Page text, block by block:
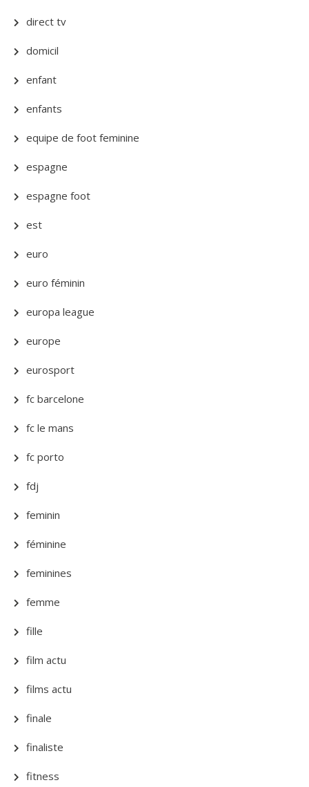
direct tv
domicil
enfant
enfants
equipe de foot feminine
espagne
espagne foot
est
euro
euro féminin
europa league
europe
eurosport
fc barcelone
fc le mans
fc porto
fdj
feminin
féminine
feminines
femme
fille
film actu
films actu
finale
finaliste
fitness